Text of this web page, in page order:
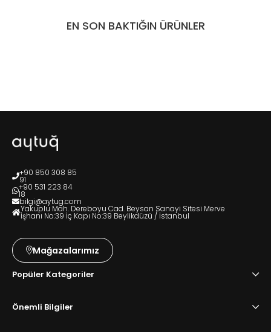
EN SON BAKTIĞIN ÜRÜNLER
+90 850 308 85
91
+90 531 223 84
18
bilgi@aytug.com
Yakuplu Mah. Dereboyu Cad. Beysan Sanayi Sitesi Merve
İşhanı No:39 İç Kapı No:39 Beylikdüzü / İstanbul
Mağazalarımız
Popüler Kategoriler
Önemli Bilgiler